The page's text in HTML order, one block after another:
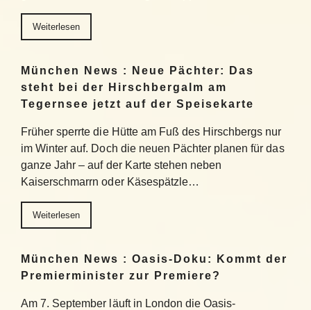
Weiterlesen
München News : Neue Pächter: Das
steht bei der Hirschbergalm am
Tegernsee jetzt auf der Speisekarte
Früher sperrte die Hütte am Fuß des Hirschbergs nur
im Winter auf. Doch die neuen Pächter planen für das
ganze Jahr – auf der Karte stehen neben
Kaiserschmarrn oder Käsespätzle…
Weiterlesen
München News : Oasis-Doku: Kommt der
Premierminister zur Premiere?
Am 7. September läuft in London die Oasis-